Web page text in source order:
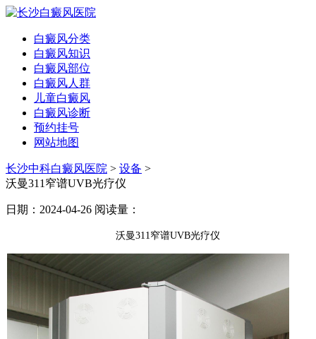
白癜风分类
白癜风知识
白癜风部位
白癜风人群
儿童白癜风
白癜风诊断
预约挂号
网站地图
长沙中科白癜风医院 > 设备 >
沃曼311窄谱UVB光疗仪
日期：2024-04-26 阅读量：
沃曼311窄谱UVB光疗仪